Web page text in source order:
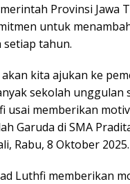
Provinsi Jawa
untuk
tahun.
akan kita ajukan ke
sekolah unggulan
usai memberikan
Garuda di SMA
Rabu, 8 Oktober 2025.
Luthfi memberikan